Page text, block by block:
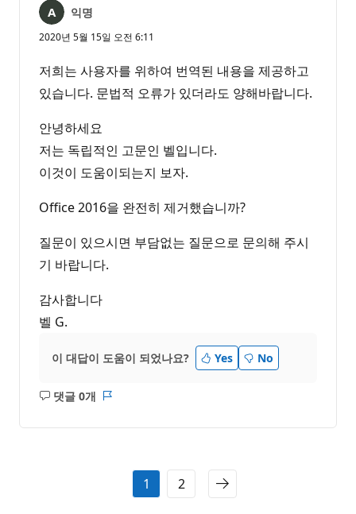
익명
2020년 5월 15일 오전 6:11
저희는 사용자를 위하여 번역된 내용을 제공하고
있습니다. 문법적 오류가 있더라도 양해바랍니다.
안녕하세요
저는 독립적인 고문인 벨입니다.
이것이 도움이되는지 보자.
Office 2016을 완전히 제거했습니까?
질문이 있으시면 부담없는 질문으로 문의해 주시
기 바랍니다.
감사합니다
벨 G.
이 대답이 도움이 되었나요? Yes No
댓글 0개
설
1 2